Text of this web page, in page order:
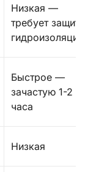
Низкая —
требует
Быстрое —
зачастую 1-2
часа
Низкая